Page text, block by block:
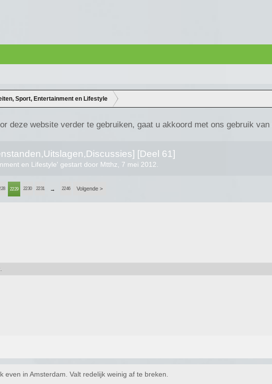
Sport, Entertainment en Lifestyle
deze website verder te gebruiken, gaat u akkoord met ons gebruik van
[Deel 61]
en Lifestyle' gestart door Mtthz 7 mei 2012
2229 2230 2231 → 2246 Volgende >
even in Amsterdam. Valt redelijk weinig af te breken.